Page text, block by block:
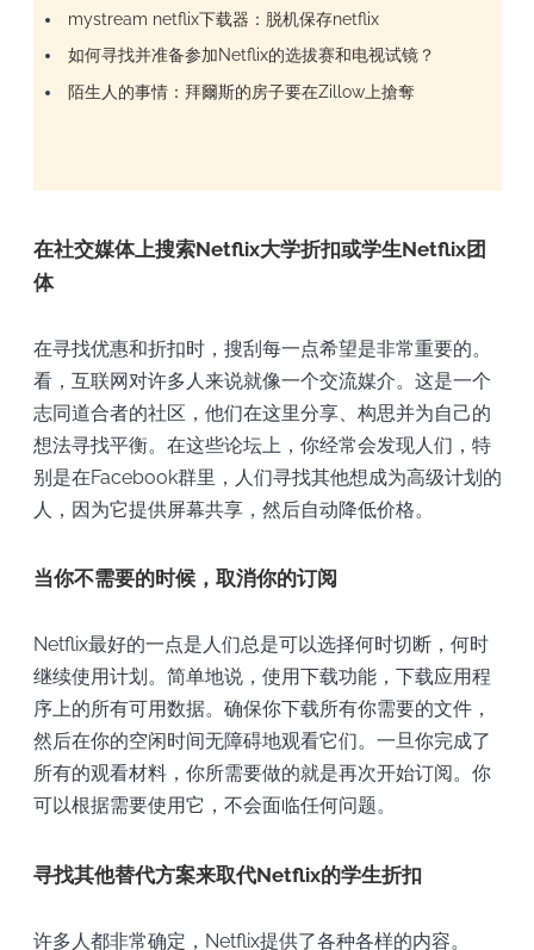
mystream netflix下载器：脱机保存netflix
如何寻找并准备参加Netflix的选拔赛和电视试镜？
陌生人的事情：拜爾斯的房子要在Zillow上搶奪
在社交媒体上搜索Netflix大学折扣或学生Netflix团
体
在寻找优惠和折扣时，搜刮每一点希望是非常重要的。
看，互联网对许多人来说就像一个交流媒介。这是一个
志同道合者的社区，他们在这里分享、构思并为自己的
想法寻找平衡。在这些论坛上，你经常会发现人们，特
别是在Facebook群里，人们寻找其他想成为高级计划的
人，因为它提供屏幕共享，然后自动降低价格。
当你不需要的时候，取消你的订阅
Netflix最好的一点是人们总是可以选择何时切断，何时
继续使用计划。简单地说，使用下载功能，下载应用程
序上的所有可用数据。确保你下载所有你需要的文件，
然后在你的空闲时间无障碍地观看它们。一旦你完成了
所有的观看材料，你所需要做的就是再次开始订阅。你
可以根据需要使用它，不会面临任何问题。
寻找其他替代方案来取代Netflix的学生折扣
许多人都非常确定，Netflix提供了各种各样的内容。